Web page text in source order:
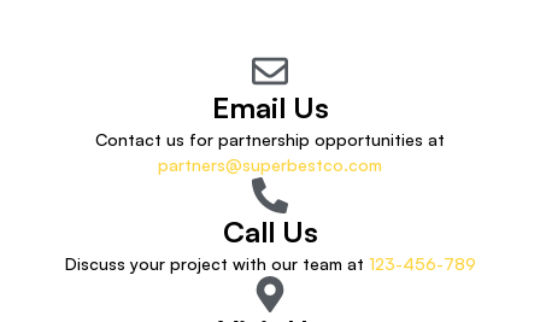
Email Us
Contact us for partnership opportunities at
partners@superbestco.com
Call Us
Discuss your project with our team at 123-456-789